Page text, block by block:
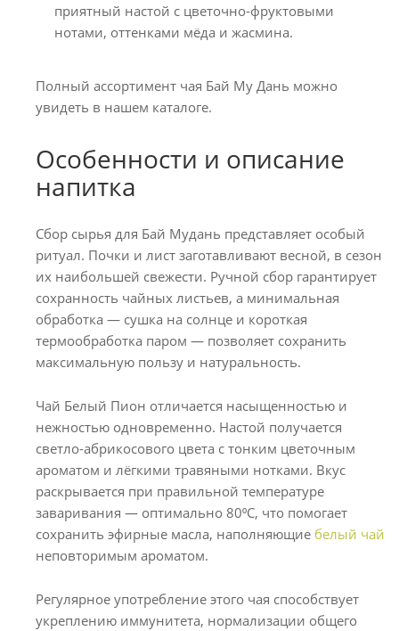
приятный настой с цветочно-фруктовыми
нотами, оттенками мёда и жасмина.
Полный ассортимент чая Бай Му Дань можно
увидеть в нашем каталоге.
Особенности и описание
напитка
Сбор сырья для Бай Мудань представляет особый
ритуал. Почки и лист заготавливают весной, в сезон
их наибольшей свежести. Ручной сбор гарантирует
сохранность чайных листьев, а минимальная
обработка — сушка на солнце и короткая
термообработка паром — позволяет сохранить
максимальную пользу и натуральность.
Чай Белый Пион отличается насыщенностью и
нежностью одновременно. Настой получается
светло-абрикосового цвета с тонким цветочным
ароматом и лёгкими травяными нотками. Вкус
раскрывается при правильной температуре
заваривания — оптимально 80⁰C, что помогает
сохранить эфирные масла, наполняющие белый чай
неповторимым ароматом.
Регулярное употребление этого чая способствует
укреплению иммунитета, нормализации общего